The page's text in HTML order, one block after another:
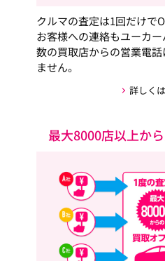
クルマの査定は1回だけで
お客様への連絡もユーカ
数の買取店からの営業電
ません。
詳しく
最大8000店以上か